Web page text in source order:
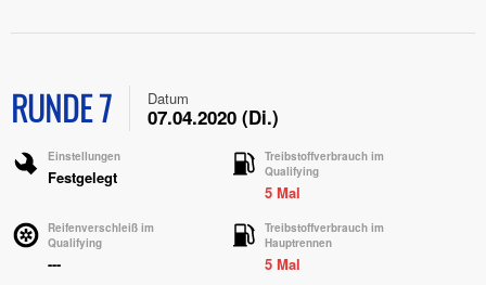
RUNDE 7 Datum
07.04.2020 (Di.)
Einstellungen
Festgelegt
Treibstoffverbrauch im
Qualifying
5 Mal
Reifenverschleiß im
Qualifying
---
Treibstoffverbrauch im
Hauptrennen
5 Mal